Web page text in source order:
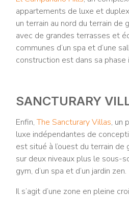
appartements de luxe et
un terrain au nord du terrain de
avec de grandes terrasses et
communes d’un spa et d’une
construction est dans sa phase
SANCTURARY
Enfin,The Sancturary Villas, un
luxe indépendantes de
est situé à l’ouest du terrain
sur deux niveaux plus le sous-
gym, d’un spa et d’un jardin zen.
Il s’agit d’une zone en pleine